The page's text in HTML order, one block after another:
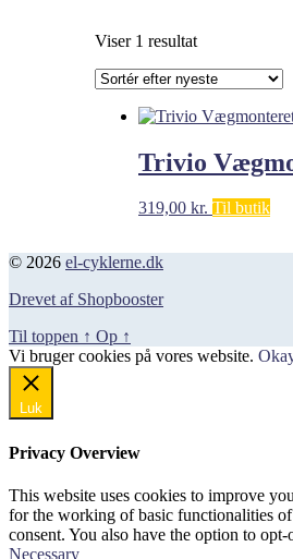
Viser 1 resultat
Trivio
319,00 kr. Til butik
© 2026 el-cyklerne.dk
Drevet af Shopbooster
Til toppen ↑ Op ↑
Vi bruger cookies på vores website.
Luk
Privacy Overview
This website uses cookies to improve
for the working of basic functionalities
consent. You also have the option to
Necessary